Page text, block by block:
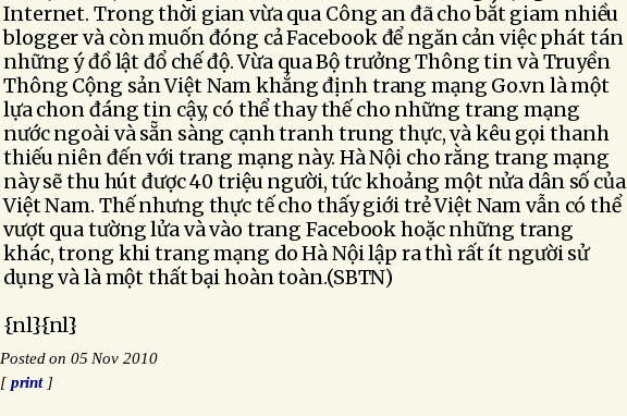
Internet. Trong thời gian vừa qua Công an đã cho bắt giam nhiều
blogger và còn muốn đóng cả Facebook để ngăn cản việc phát tán
những ý đồ lật đổ chế độ. Vừa qua Bộ trưởng Thông tin và Truyền
Thông Cộng sản Việt Nam khẳng định trang mạng Go.vn là một
lựa chon đáng tin cậy, có thể thay thế cho những trang mạng
nước ngoài và sẵn sàng cạnh tranh trung thực, và kêu gọi thanh
thiếu niên đến với trang mạng này. Hà Nội cho rằng trang mạng
này sẽ thu hút được 40 triệu người, tức khoảng một nửa dân số của
Việt Nam. Thế nhưng thực tế cho thấy giới trẻ Việt Nam vẫn có thể
vượt qua tường lửa và vào trang Facebook hoặc những trang
khác, trong khi trang mạng do Hà Nội lập ra thì rất ít người sử
dụng và là một thất bại hoàn toàn.(SBTN)
{nl}{nl}
Posted on 05 Nov 2010
[print]